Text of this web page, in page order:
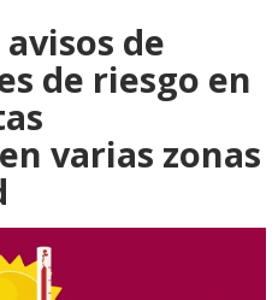
de
de riesgo en
varias zonas